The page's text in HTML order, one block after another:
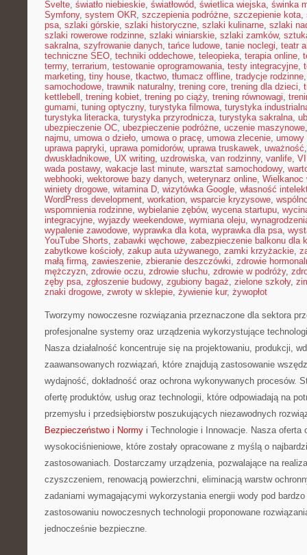
Svelte, światło niebieskie, światłowód, świetlica wiejska, świnka
Symfony, system OKR, szczepienia podróżne, szczepienie kota,
psa, szlaki górskie, szlaki historyczne, szlaki kulinarne, szlaki
szlaki rowerowe rodzinne, szlaki winiarskie, szlaki zamków,
sakralna, szyfrowanie danych, tańce ludowe, tanie noclegi, teatr
techniczne SEO, techniki oddechowe, teleopieka, terapia online,
termy, terrarium, testowanie oprogramowania, testy integracyjne,
marketing, tiny house, tkactwo, tłumacz offline, tradycje rodzinne
samochodowe, trawnik naturalny, trening core, trening dla dzieci,
kettlebell , trening kobiet, trening po ciąży, trening równowagi,
gumami, tuning optyczny, turystyka filmowa, turystyka
turystyka literacka, turystyka przyrodnicza, turystyka sakralna,
ubezpieczenie OC, ubezpieczenie podróżne, uczenie maszynowe
najmu, umowa o dzieło, umowa o pracę, umowa zlecenie, umowy
uprawa papryki, uprawa pomidorów, uprawa truskawek, uważność
dwuskładnikowe, UX writing, uzdrowiska, van rodzinny, vanlife,
wada postawy, wakacje last minute, warsztat samochodowy,
webhooki, wektorowe bazy danych, weterynarz online, Wielkanoc
winiety drogowe, witamina D, wizytówka Google, własność
WordPress development, workation, wsparcie kryzysowe,
wspomnienia rodzinne, wybielanie zębów, wycena startupu,
integracyjne, wyjazdy weekendowe, wymiana oleju,
wypalenie zawodowe, wyprawka dla kota, wyprawka dla psa,
YouTube Shorts, zabawki węchowe, zabezpieczenie balkonu dla
zabytkowe kościoły, zakup auta używanego, zamki krzyżackie,
małą firmą, zawieszenie, zbieranie deszczówki, zdrowie
mężczyzn, zdrowie oczu, zdrowie słuchu, zdrowie w podróży,
zęby psa, zgłoszenie budowy, zgubiony bagaż, zielone szkoły,
znaki drogowe, zwroty w sklepie, żywienie kur, żywopłot
Tworzymy nowoczesne rozwiązania przeznaczone dla sektora
profesjonalne systemy oraz urządzenia wykorzystujące
Nasza działalność koncentruje się na projektowaniu, produkcji,
zaawansowanych rozwiązań, które znajdują zastosowanie
wydajność, dokładność oraz ochrona wykonywanych procesów.
ofertę produktów, usług oraz technologii, które odpowiadają na
przemysłu i przedsiębiorstw poszukujących niezawodnych
Bezpieczeństwo i Normy i Technologie i Innowacje. Nasza oferta
wysokociśnieniowe, które zostały opracowane z myślą o
zastosowaniach. Dostarczamy urządzenia, pozwalające na
czyszczeniem, renowacją powierzchni, eliminacją warstw
zadaniami wymagającymi wykorzystania energii wody pod
zastosowaniu nowoczesnych technologii proponowane
jednocześnie bezpieczne.